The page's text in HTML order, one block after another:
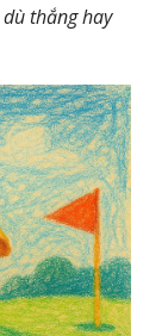
thắng hay